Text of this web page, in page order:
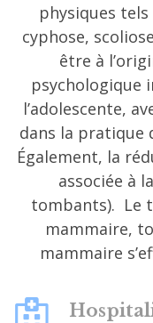
physiques
cyphose,
être à
psychologique
l’adolescente,
dans la pratique
Également, la
associée à
tombants). Le
mammaire,
mammaire